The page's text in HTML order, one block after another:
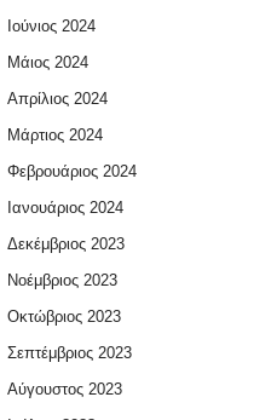
Ιούνιος 2024
Μάιος 2024
Απρίλιος 2024
Μάρτιος 2024
Φεβρουάριος 2024
Ιανουάριος 2024
Δεκέμβριος 2023
Νοέμβριος 2023
Οκτώβριος 2023
Σεπτέμβριος 2023
Αύγουστος 2023